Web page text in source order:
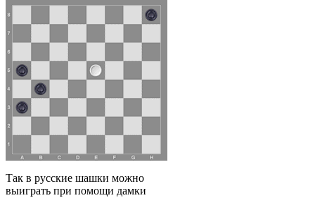
Так в русские шашки можно
выиграть при помощи дамки